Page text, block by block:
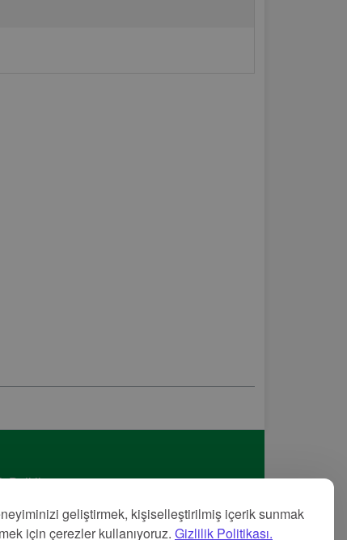
geliştirmek, kişiselleştirilmiş içerik sunmak
için çerezler kullanıyoruz. Gizlilik Politikası.
Politikası